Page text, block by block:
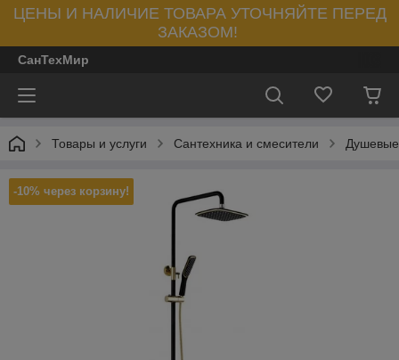
ЦЕНЫ И НАЛИЧИЕ ТОВАРА УТОЧНЯЙТЕ ПЕРЕД
ЗАКАЗОМ!
СанТехМир
Товары и услуги Сантехника и смесители
-10% через корзину!